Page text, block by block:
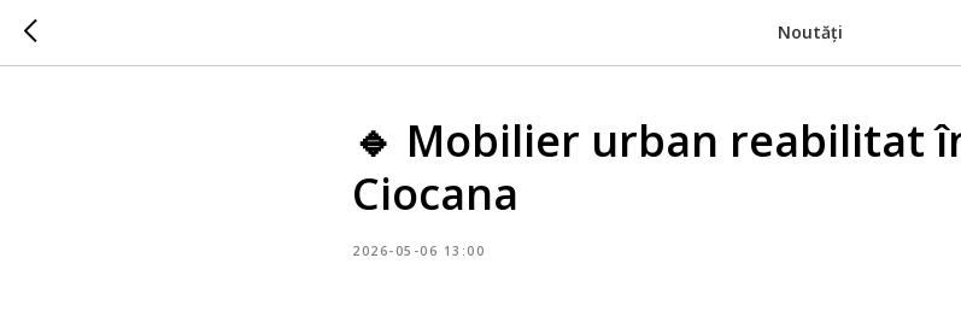
Noutăți
🔹 Mobilier urban reabilitat
Ciocana
2026-05-06 13:00